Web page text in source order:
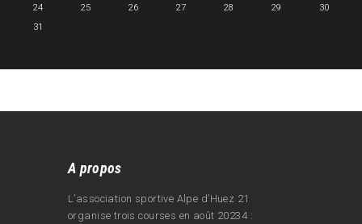
24
25 26 27 28 29
30
31
A propos
L’association sportive Alpe d’Huez 21
organise trois courses en août 20234 :